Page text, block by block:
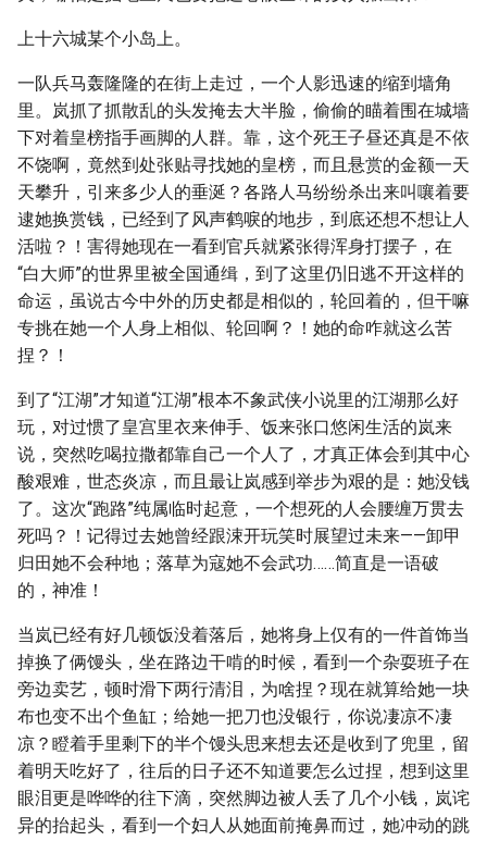
上十六城某个小岛上。
一队兵马轰隆隆的在街上走过，一个人影迅速的缩到墙角
里。岚抓了抓散乱的头发掩去大半脸，偷偷的瞄着围在城墙
下对着皇榜指手画脚的人群。靠，这个死王子昼还真是不依
不饶啊，竟然到处张贴寻找她的皇榜，而且悬赏的金额一天
天攀升，引来多少人的垂涎？各路人马纷纷杀出来叫嚷着要
逮她换赏钱，已经到了风声鹤唳的地步，到底还想不想让人
活啦？！害得她现在一看到官兵就紧张得浑身打摆子，在
“白大师”的世界里被全国通缉，到了这里仍旧逃不开这样的
命运，虽说古今中外的历史都是相似的，轮回着的，但干嘛
专挑在她一个人身上相似、轮回啊？！她的命咋就这么苦
捏？！
到了“江湖”才知道“江湖”根本不象武侠小说里的江湖那么好
玩，对过惯了皇宫里衣来伸手、饭来张口悠闲生活的岚来
说，突然吃喝拉撒都靠自己一个人了，才真正体会到其中心
酸艰难，世态炎凉，而且最让岚感到举步为艰的是：她没钱
了。这次“跑路”纯属临时起意，一个想死的人会腰缠万贯去
死吗？！记得过去她曾经跟涑开玩笑时展望过未来——卸甲
归田她不会种地；落草为寇她不会武功……简直是一语破
的，神准！
当岚已经有好几顿饭没着落后，她将身上仅有的一件首饰当
掉换了俩馒头，坐在路边干啃的时候，看到一个杂耍班子在
旁边卖艺，顿时滑下两行清泪，为啥捏？现在就算给她一块
布也变不出个鱼缸；给她一把刀也没银行，你说凄凉不凄
凉？瞪着手里剩下的半个馒头思来想去还是收到了兜里，留
着明天吃好了，往后的日子还不知道要怎么过捏，想到这里
眼泪更是哗哗的往下滴，突然脚边被人丢了几个小钱，岚诧
异的抬起头，看到一个妇人从她面前掩鼻而过，她冲动的跳